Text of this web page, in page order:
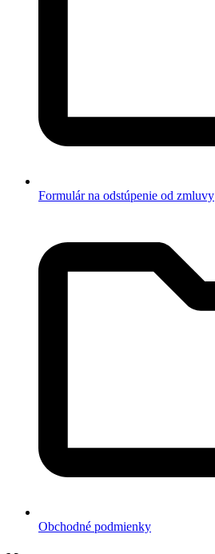
Formulár na odstúpenie od zmluvy
Obchodné podmienky